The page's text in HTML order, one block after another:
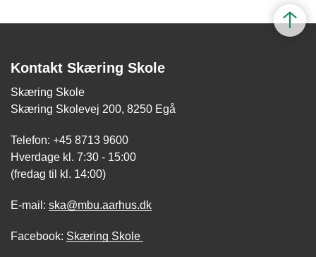
Kontakt Skæring Skole
Skæring Skole
Skæring Skolevej 200, 8250 Egå
Telefon: +45 8713 9600
Hverdage kl. 7:30 - 15:00
(fredag til kl. 14:00)
E-mail: ska@mbu.aarhus.dk
Facebook: Skæring Skole